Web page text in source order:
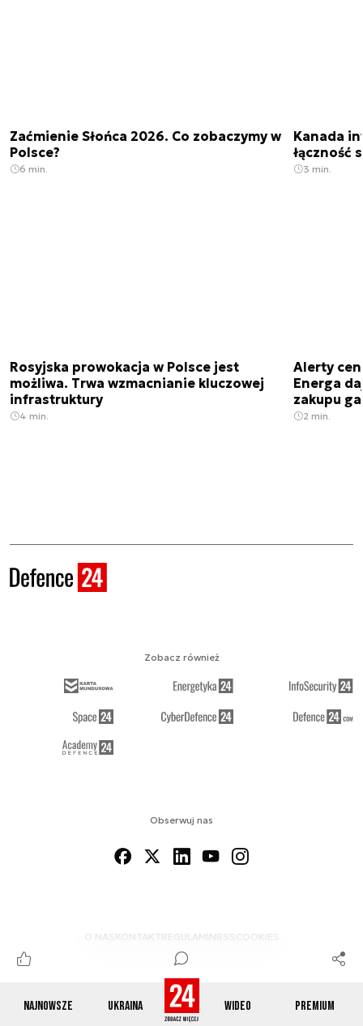
Najnowsze Ukraina Wideo Premium
Zaćmienie Słońca 2026. Co zobaczymy w
Polsce?
6 min.
Kanada
łączność
3 min.
Rosyjska prowokacja w Polsce jest
możliwa. Trwa wzmacnianie kluczowej
infrastruktury
4 min.
Alerty
Energa
zakupu
2 min.
Obserwuj nas
O NAS KONTAKTREGULAMINRSS COOKIES
Zobacz również
© 2012-2026 DEFENCE24